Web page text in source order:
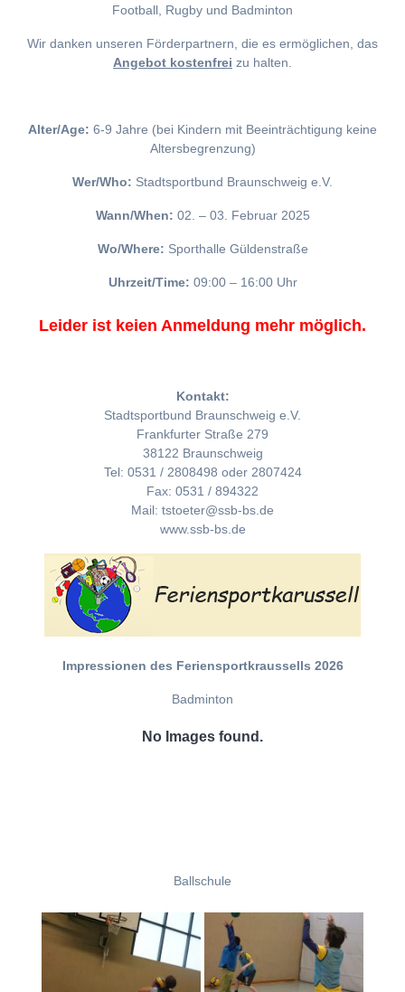
Football, Rugby und Badminton
Wir danken unseren Förderpartnern, die es ermöglichen, das
Angebot kostenfrei zu halten.
Alter/Age: 6-9 Jahre (bei Kindern mit Beeinträchtigung keine
Altersbegrenzung)
Wer/Who: Stadtsportbund Braunschweig e.V.
Wann/When: 02. – 03. Februar 2025
Wo/Where: Sporthalle Güldenstraße
Uhrzeit/Time: 09:00 – 16:00 Uhr
Leider ist keien Anmeldung mehr möglich.
Kontakt:
Stadtsportbund Braunschweig e.V.
Frankfurter Straße 279
38122 Braunschweig
Tel: 0531 / 2808498 oder 2807424
Fax: 0531 / 894322
Mail: tstoeter@ssb-bs.de
www.ssb-bs.de
Impressionen des Feriensportkraussells 2026
Badminton
No Images found.
Ballschule